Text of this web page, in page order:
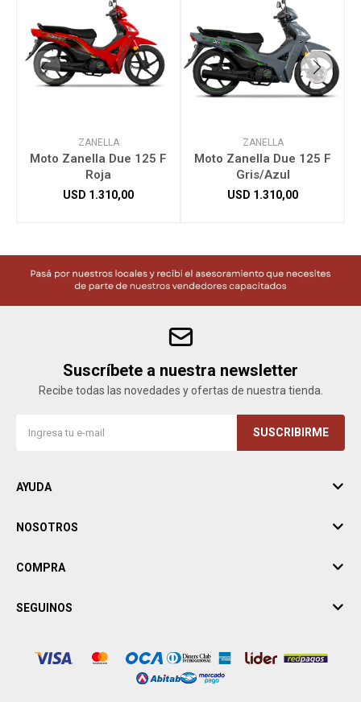
ZANELLA
Moto Zanella Due 125 F
Roja
USD 1.310,00
ZANELLA
Moto Zanella Due 125 F
Gris/Azul
USD 1.310,00
Suscríbete a nuestra newsletter
Recibe todas las novedades y ofertas de nuestra tienda.
SUSCRIBIRME
AYUDA
NOSOTROS
COMPRA
SEGUINOS